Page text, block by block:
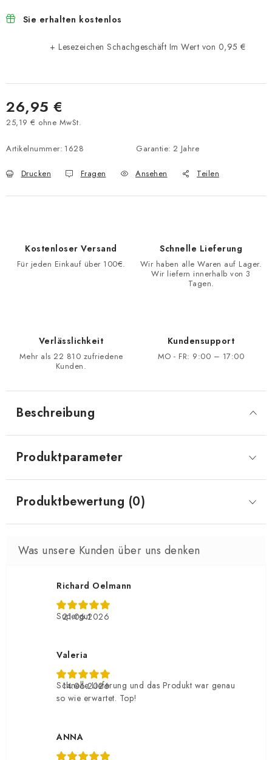
Sie erhalten kostenlos
+ Lesezeichen Schachgeschäft Im Wert von 0,95 €
26,95 €
25,19 € ohne MwSt.
Artikelnummer: 1628 Garantie: 2 Jahre
Drucken Fragen Ansehen Teilen
Kostenloser Versand
Für jeden Einkauf über 100€.
Schnelle Lieferung
Wir haben alle Waren auf Lager.
Wir liefern innerhalb von 3
Tagen.
Verlässlichkeit
Mehr als 22 810 zufriedene
Kunden.
Kundensupport
MO - FR: 9:00 – 17:00
Beschreibung
Produktparameter
Produktbewertung (0)
Richard Oelmann
21.06.2026
Supergut
Valeria
14.06.2026
Schnelle Lieferung und das Produkt war genau
so wie erwartet. Top!
ANNA